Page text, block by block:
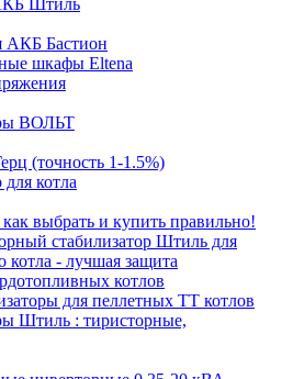
Штиль
АКБ Бастион
шкафы Eltena
ВОЛЬТ
(точность 1-1.5%)
котла
выбрать и купить правильно!
стабилизатор Штиль для
котла - лучшая защита
котлов
для пеллетных ТТ котлов
Штиль : тиристорные,